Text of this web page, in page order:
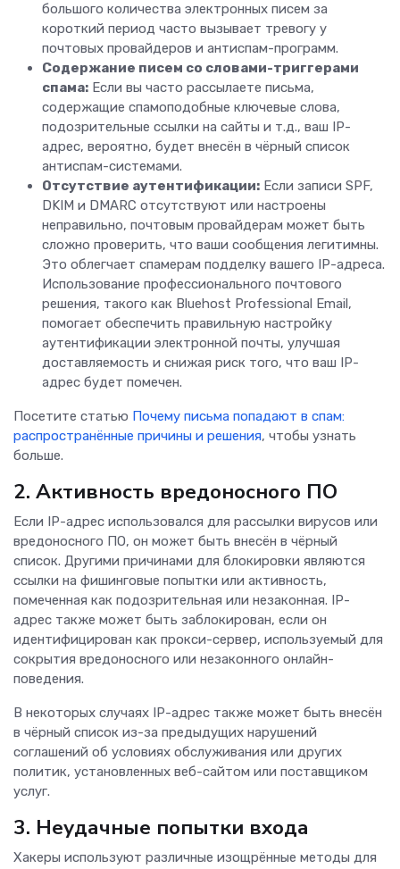
большого количества электронных писем за
короткий период часто вызывает тревогу у
почтовых провайдеров и антиспам-программ.
Содержание писем со словами-триггерами
спама: Если вы часто рассылаете письма,
содержащие спамоподобные ключевые слова,
подозрительные ссылки на сайты и т.д., ваш IP-
адрес, вероятно, будет внесён в чёрный список
антиспам-системами.
Отсутствие аутентификации: Если записи SPF,
DKIM и DMARC отсутствуют или настроены
неправильно, почтовым провайдерам может быть
сложно проверить, что ваши сообщения легитимны.
Это облегчает спамерам подделку вашего IP-адреса.
Использование профессионального почтового
решения, такого как Bluehost Professional Email,
помогает обеспечить правильную настройку
аутентификации электронной почты, улучшая
доставляемость и снижая риск того, что ваш IP-
адрес будет помечен.
Посетите статью Почему письма попадают в спам:
распространённые причины и решения, чтобы узнать
больше.
2. Активность вредоносного ПО
Если IP-адрес использовался для рассылки вирусов или
вредоносного ПО, он может быть внесён в чёрный
список. Другими причинами для блокировки являются
ссылки на фишинговые попытки или активность,
помеченная как подозрительная или незаконная. IP-
адрес также может быть заблокирован, если он
идентифицирован как прокси-сервер, используемый для
сокрытия вредоносного или незаконного онлайн-
поведения.
В некоторых случаях IP-адрес также может быть внесён
в чёрный список из-за предыдущих нарушений
соглашений об условиях обслуживания или других
политик, установленных веб-сайтом или поставщиком
услуг.
3. Неудачные попытки входа
Хакеры используют различные изощрённые методы для